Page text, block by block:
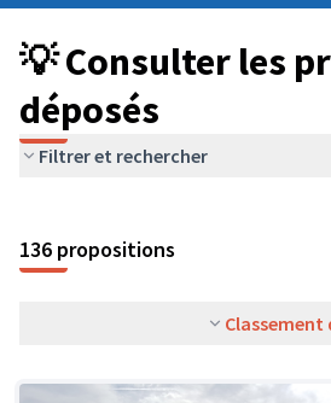
💡 Consulter les
déposés
Filtrer et rechercher
136 propositions